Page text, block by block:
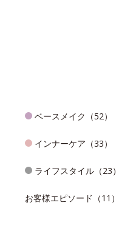
ベースメイク（52）
インナーケア（33）
ライフスタイル（23）
お客様エピソード（11）